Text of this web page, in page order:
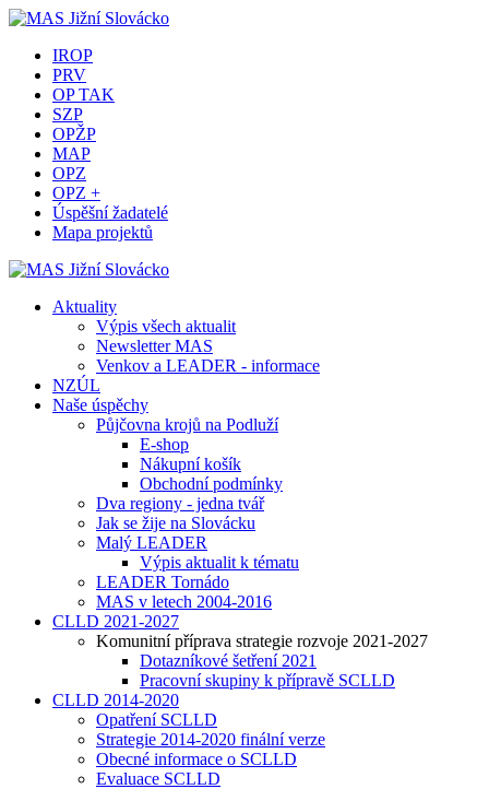
IROP
PRV
OP TAK
SZP
OPŽP
MAP
OPZ
OPZ +
Úspěšní žadatelé
Mapa projektů
Aktuality
Výpis všech aktualit
Newsletter MAS
Venkov a LEADER - informace
NZÚL
Naše úspěchy
Půjčovna krojů na Podluží
E-shop
Nákupní košík
Obchodní podmínky
Dva regiony - jedna tvář
Jak se žije na Slovácku
Malý LEADER
Výpis aktualit k tématu
LEADER Tornádo
MAS v letech 2004-2016
CLLD 2021-2027
Komunitní příprava strategie rozvoje 2021-2027
Dotazníkové šetření 2021
Pracovní skupiny k přípravě SCLLD
CLLD 2014-2020
Opatření SCLLD
Strategie 2014-2020 finální verze
Obecné informace o SCLLD
Evaluace SCLLD